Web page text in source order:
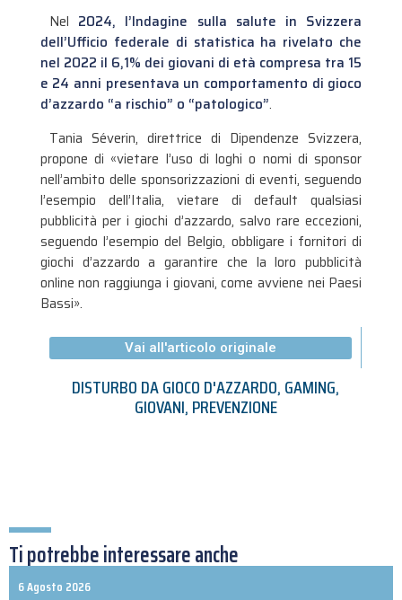
Nel 2024, l’Indagine sulla salute in Svizzera
dell’Ufficio federale di statistica ha rivelato che
nel 2022 il 6,1% dei giovani di età compresa tra 15
e 24 anni presentava un comportamento di gioco
d’azzardo “a rischio” o “patologico”.
Tania Séverin, direttrice di Dipendenze Svizzera,
propone di «vietare l’uso di loghi o nomi di sponsor
nell’ambito delle sponsorizzazioni di eventi, seguendo
l’esempio dell’Italia, vietare di default qualsiasi
pubblicità per i giochi d’azzardo, salvo rare eccezioni,
seguendo l’esempio del Belgio, obbligare i fornitori di
giochi d’azzardo a garantire che la loro pubblicità
online non raggiunga i giovani, come avviene nei Paesi
Bassi».
Vai all'articolo originale
DISTURBO DA GIOCO D'AZZARDO,GAMING,
GIOVANI,PREVENZIONE
Ti potrebbe interessare anche
6 Agosto 2026